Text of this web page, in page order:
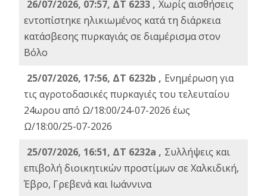
26/07/2026, 07:57, ΔΤ 6233 , Χωρίς αισθήσεις
εντοπίστηκε ηλικιωμένος κατά τη διάρκεια
κατάσβεσης πυρκαγιάς σε διαμέρισμα στον
Βόλο
25/07/2026, 17:56, ΔΤ 6232b , Ενημέρωση για
τις αγροτοδασικές πυρκαγιές του τελευταίου
24ωρου από Ω/18:00/24-07-2026 έως
Ω/18:00/25-07-2026
25/07/2026, 16:51, ΔΤ 6232a , Συλλήψεις και
επιβολή διοικητικών προστίμων σε Χαλκιδική,
Έβρο, Γρεβενά και Ιωάννινα